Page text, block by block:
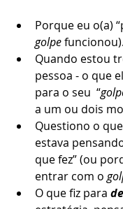
Porque eu o(a)
golpe funcionou).
Quando estou
pessoa - o que
para o seu  “
a um ou dois
Questiono o
estava
que fez” (ou
entrar com o
O que fiz para